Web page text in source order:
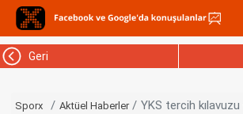
Geri
Sporx Aktüel Haberler YKS tercih